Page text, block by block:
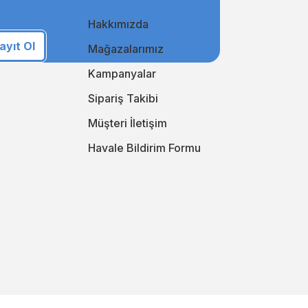
takip ederek online alışveriş deneyiminizi sürekli
keşfedin!
Ol
Hakkımızda
Mağazalarımız
Kampanyalar
Sipariş Takibi
Müşteri İletişim
Havale Bildirim Formu